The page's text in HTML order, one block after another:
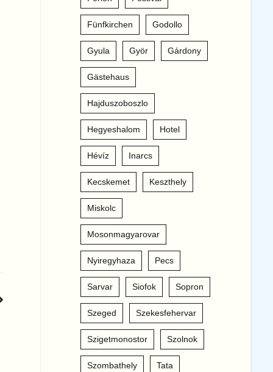
Fünfkirchen Godollo
Gyula Györ Gárdony
Gästehaus
Hajduszoboszlo
Hegyeshalom Hotel
Hévíz Inarcs
Kecskemet Keszthely
Miskolc
Mosonmagyarovar
Nyiregyhaza Pecs
Sarvar Siofok Sopron
Szeged Szekesfehervar
Szigetmonostor Szolnok
Szombathely Tata